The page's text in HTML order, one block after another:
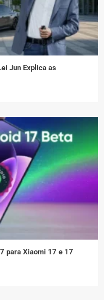
Jun Explica as
para Xiaomi 17 e 17